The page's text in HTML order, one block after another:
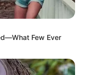
Few Ever